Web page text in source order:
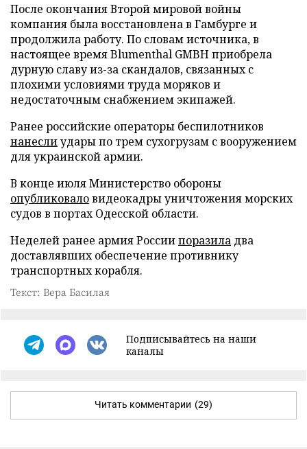
После окончания Второй мировой войны
компания была восстановлена в Гамбурге и
продолжила работу. По словам источника, в
настоящее время Blumenthal GMBH приобрела
дурную славу из-за скандалов, связанных с
плохими условиями труда моряков и
недостаточным снабжением экипажей.
Ранее российские операторы беспилотников
нанеслиудары по трем сухогрузам с вооружением
для украинской армии.
В конце июля Министерство обороны
опубликоваловидеокадры уничтожения морских
судов в портах Одесской области.
Неделей ранее армия Россиипоразила два
доставлявших обеспечение противнику
транспортных корабля.
Текст: Вера Басилая
Подписывайтесь на наши
каналы
Читать комментарии (29)